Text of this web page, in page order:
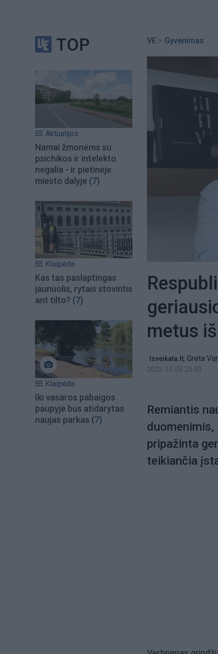
TOP
Aktualijos
Namai žmonėms su
psichikos ir intelekto
negalia - ir pietinėje
miesto dalyje (7)
Klaipėda
Kas tas paslaptingas
jaunuolis, rytais stovintis
ant tilto? (7)
Klaipėda
Iki vasaros pabaigos
paupyje bus atidarytas
naujas parkas (7)
VE > Gyvenimas
metus
lsveikata.lt, Greta
2025-10-05 20:00
Remiantis
duomenimis,
pripažinta
teikiančia